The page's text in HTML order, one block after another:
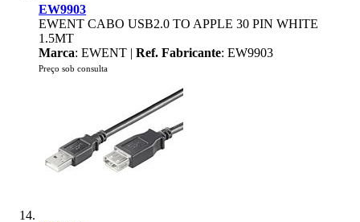
EW9903
EWENT CABO USB2.0 TO APPLE 30 PIN WHITE
1.5MT
Marca: EWENT | Ref. Fabricante: EW9903
Preço sob consulta